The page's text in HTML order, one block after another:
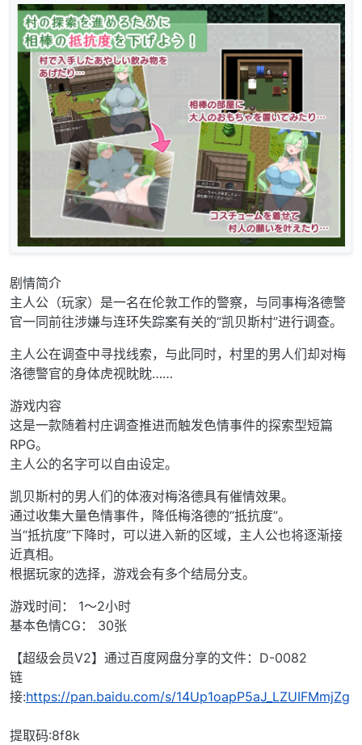
剧情简介
主人公（玩家）是一名在伦敦工作的警察，与同事梅洛德警
官一同前往涉嫌与连环失踪案有关的“凯贝斯村”进行调查。
主人公在调查中寻找线索，与此同时，村里的男人们却对梅
洛德警官的身体虎视眈眈……
游戏内容
这是一款随着村庄调查推进而触发色情事件的探索型短篇
RPG。
主人公的名字可以自由设定。
凯贝斯村的男人们的体液对梅洛德具有催情效果。
通过收集大量色情事件，降低梅洛德的“抵抗度”。
当“抵抗度”下降时，可以进入新的区域，主人公也将逐渐接
近真相。
根据玩家的选择，游戏会有多个结局分支。
游戏时间： 1～2小时
基本色情CG： 30张
【超级会员V2】通过百度网盘分享的文件：D-0082
链
接:https://pan.baidu.com/s/14Up1oapP5aJ_LZUIFMmjZg
提取码:8f8k